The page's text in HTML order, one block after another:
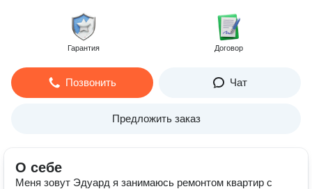
Гарантия Договор
Позвонить Чат
Предложить заказ
О себе
Меня зовут Эдуард я занимаюсь ремонтом квартир с